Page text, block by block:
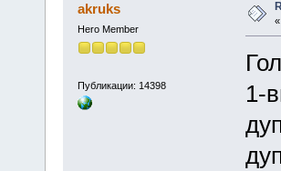
akruks
Hero Member
Публикации: 14398
«
1-